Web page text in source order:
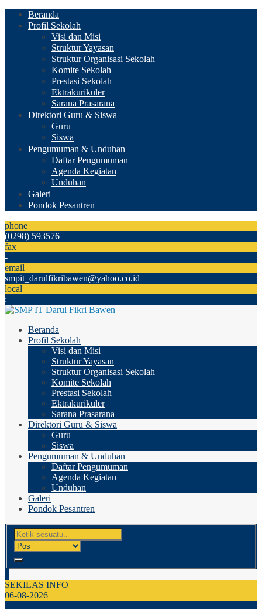
Beranda
Profil Sekolah
Visi dan Misi
Struktur Yayasan
Struktur Organisasi Sekolah
Komite Sekolah
Prestasi Sekolah
Ektrakurikuler
Sarana Prasarana
Direktori Guru & Siswa
Guru
Siswa
Pengumuman & Unduhan
Daftar Pengumuman
Agenda Kegiatan
Unduhan
Galeri
Pondok Pesantren
phone
(0298) 593576
fax
-
email
smpit_darulfikribawen@yahoo.co.id
local
:
Beranda
Profil Sekolah
Visi dan Misi
Struktur Yayasan
Struktur Organisasi Sekolah
Komite Sekolah
Prestasi Sekolah
Ektrakurikuler
Sarana Prasarana
Direktori Guru & Siswa
Guru
Siswa
Pengumuman & Unduhan
Daftar Pengumuman
Agenda Kegiatan
Unduhan
Galeri
Pondok Pesantren
SEKILAS INFO
06-08-2026